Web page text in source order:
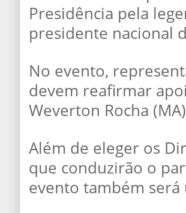
Presidência pela
presidente nacional
No evento,
devem reafirmar
Weverton Rocha
Além de eleger os
que conduzirão o
evento também